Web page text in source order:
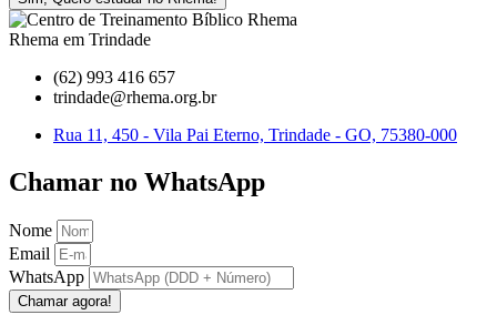
Rhema em Trindade
(62) 993 416 657
trindade@rhema.org.br
Rua 11, 450 - Vila Pai Eterno, Trindade - GO, 75380-000
Chamar no WhatsApp
Nome
Email
WhatsApp
Chamar agora!